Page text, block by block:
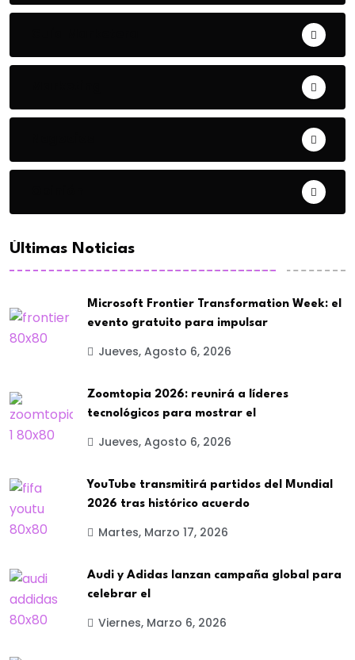
Últimas Noticias
Microsoft Frontier Transformation Week: el
evento gratuito para impulsar
Jueves, Agosto 6, 2026
Zoomtopia 2026: reunirá a líderes
tecnológicos para mostrar el
Jueves, Agosto 6, 2026
YouTube transmitirá partidos del Mundial
2026 tras histórico acuerdo
Martes, Marzo 17, 2026
Audi y Adidas lanzan campaña global para
celebrar el
Viernes, Marzo 6, 2026